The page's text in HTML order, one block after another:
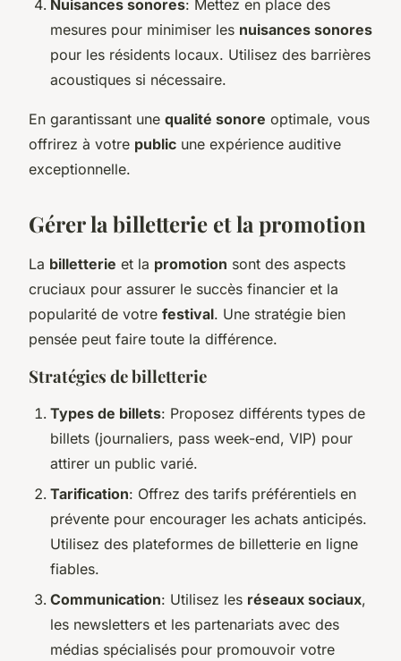
Nuisances sonores: Mettez en place des
mesures pour minimiser les nuisances sonores
pour les résidents locaux. Utilisez des barrières
acoustiques si nécessaire.
En garantissant une qualité sonore optimale, vous
offrirez à votre public une expérience auditive
exceptionnelle.
Gérer la billetterie et la promotion
La billetterie et la promotion sont des aspects
cruciaux pour assurer le succès financier et la
popularité de votre festival. Une stratégie bien
pensée peut faire toute la différence.
Stratégies de billetterie
Types de billets: Proposez différents types de
billets (journaliers, pass week-end, VIP) pour
attirer un public varié.
Tarification: Offrez des tarifs préférentiels en
prévente pour encourager les achats anticipés.
Utilisez des plateformes de billetterie en ligne
fiables.
Communication: Utilisez les réseaux sociaux,
les newsletters et les partenariats avec des
médias spécialisés pour promouvoir votre